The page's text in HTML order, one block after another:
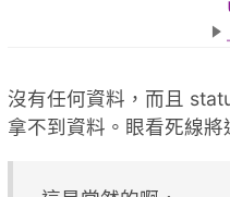
沒有任何資料，而且
拿不到資料。眼看死線